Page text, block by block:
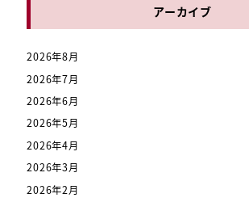
アーカイブ
2026年8月
2026年7月
2026年6月
2026年5月
2026年4月
2026年3月
2026年2月